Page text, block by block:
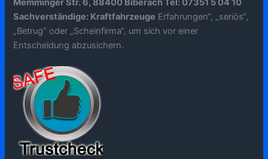
Memminger Str. 6, 88400 Biberach Tel: 07351 5 04 10
Sachverständige: Kraftfahrzeuge Erfahrungen“, „seriös“,
„Betrug“ oder „Scheinfirma“, um sich vor einer
Entscheidung abzusichern.